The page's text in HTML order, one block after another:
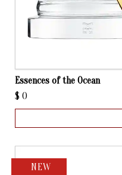
Essences of the Ocean
$ 0
NEW